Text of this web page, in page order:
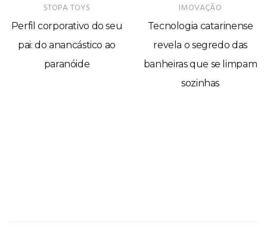
STOPA TOYS
Perfil corporativo do seu
pai: do anancástico ao
paranóide
IMOVAÇÃO
Tecnologia catarinense
revela o segredo das
banheiras que se limpam
sozinhas